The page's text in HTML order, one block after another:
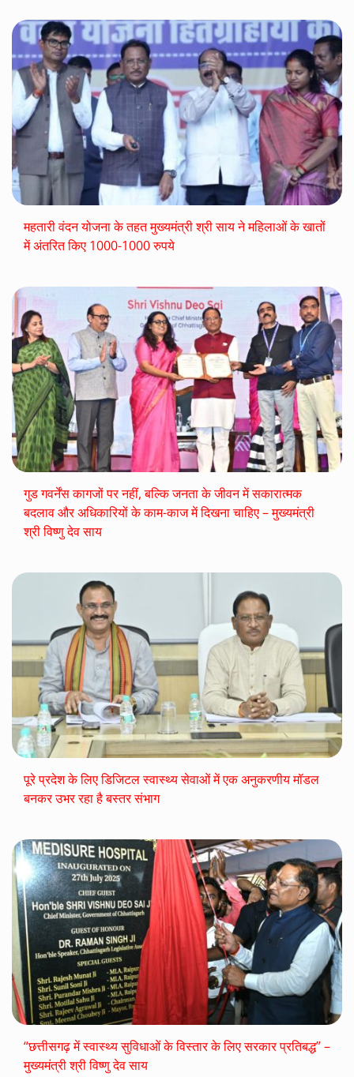
महतारी वंदन योजना के तहत मुख्यमंत्री श्री साय ने महिलाओं के खातों
में अंतरित किए 1000-1000 रुपये
गुड गवर्नेंस कागजों पर नहीं, बल्कि जनता के जीवन में सकारात्मक
बदलाव और अधिकारियों के काम-काज में दिखना चाहिए – मुख्यमंत्री
श्री विष्णु देव साय
पूरे प्रदेश के लिए डिजिटल स्वास्थ्य सेवाओं में एक अनुकरणीय मॉडल
बनकर उभर रहा है बस्तर संभाग
“छत्तीसगढ़ में स्वास्थ्य सुविधाओं के विस्तार के लिए सरकार प्रतिबद्ध” –
मुख्यमंत्री श्री विष्णु देव साय